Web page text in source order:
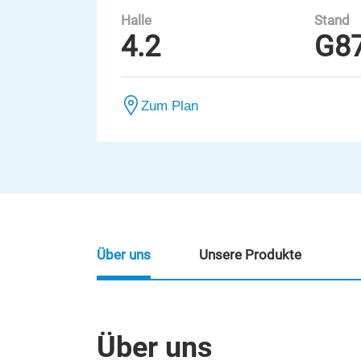
Halle
4.2
Stand
Zum Plan
Über uns
Über uns Unsere Produkte